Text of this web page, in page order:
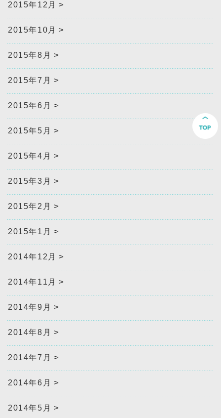
2015年12月
2015年10月
2015年8月
2015年7月
2015年6月
2015年5月
2015年4月
2015年3月
2015年2月
2015年1月
2014年12月
2014年11月
2014年9月
2014年8月
2014年7月
2014年6月
2014年5月